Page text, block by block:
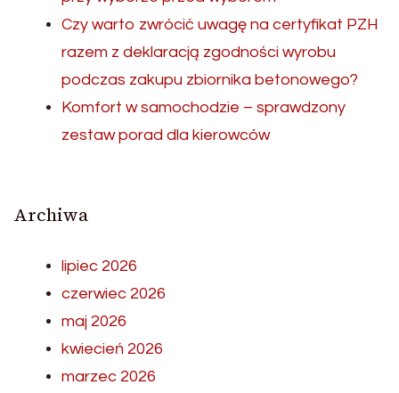
Czy warto zwrócić uwagę na certyfikat PZH
razem z deklaracją zgodności wyrobu
podczas zakupu zbiornika betonowego?
Komfort w samochodzie – sprawdzony
zestaw porad dla kierowców
Archiwa
lipiec 2026
czerwiec 2026
maj 2026
kwiecień 2026
marzec 2026